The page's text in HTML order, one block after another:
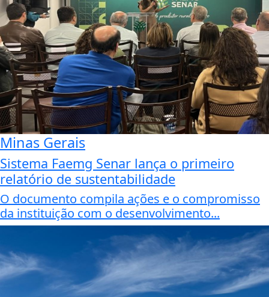
Minas Gerais
Sistema Faemg Senar lança o primeiro
relatório de sustentabilidade
O documento compila ações e o compromisso
da instituição com o desenvolvimento...